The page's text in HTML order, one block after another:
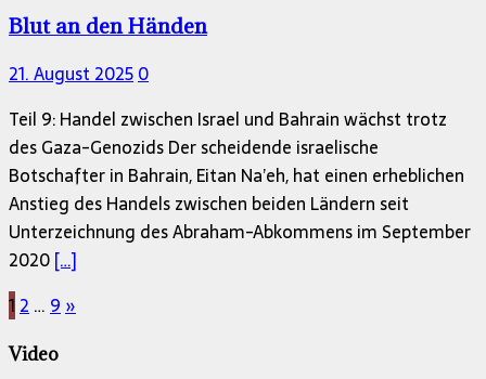
Blut an den Händen
21. August 20250
Teil 9: Handel zwischen Israel und Bahrain wächst trotz
des Gaza-Genozids Der scheidende israelische
Botschafter in Bahrain, Eitan Na’eh, hat einen erheblichen
Anstieg des Handels zwischen beiden Ländern seit
Unterzeichnung des Abraham-Abkommens im September
2020[…]
Seitennummerierung
der
1 2 … 9 »
Video